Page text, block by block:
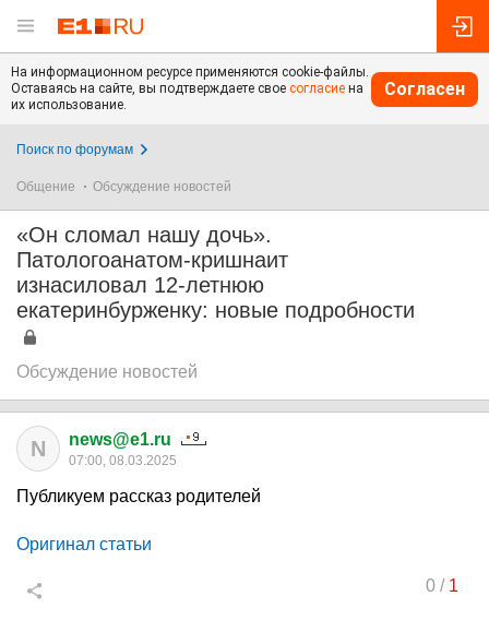
На информационном ресурсе применяются cookie-файлы.
Оставаясь на сайте, вы подтверждаете свое согласие на
их использование.
Согласен
Поиск по форумам
Общение Обсуждение новостей
«Он сломал нашу дочь».
Патологоанатом-кришнаит
изнасиловал 12-летнюю
екатеринбурженку: новые подробности
Обсуждение новостей
N news@e1.ru
07:00, 08.03.2025
Публикуем рассказ родителей
Оригинал статьи
0/ 1